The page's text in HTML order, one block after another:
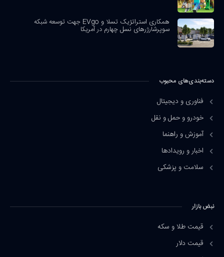
همکاری استراتژیک تسلا و EVgo جهت توسعه شبکه
سوپرشارژرهای نسل چهارم در آمریکا
دسته‌بندی‌های محبوب
فناوری و دیجیتال
خودرو و حمل و نقل
آموزش و راهنما
اخبار و رویدادها
سلامت و پزشکی
نبض بازار
قیمت طلا و سکه
قیمت دلار